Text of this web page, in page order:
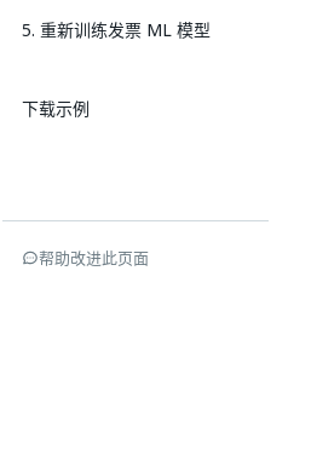
5. 重新训练发票 ML 模型
下载示例
帮助改进此页面